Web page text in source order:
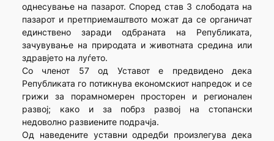
однесување на пазарот. Според став 3 слободата на
пазарот и претприемаштвото можат да се органичат
единствено заради одбраната на Републиката,
зачувување на природата и животната средина или
здравјето на луѓето.
Со членот 57 од Уставот е предвидено дека
Републиката го потикнува економскиот напредок и се
грижи за порамномерен просторен и регионален
развој; како и за побрз развој на стопански
недоволно развиените подрачја.
Од наведените уставни одредби произлегува дека